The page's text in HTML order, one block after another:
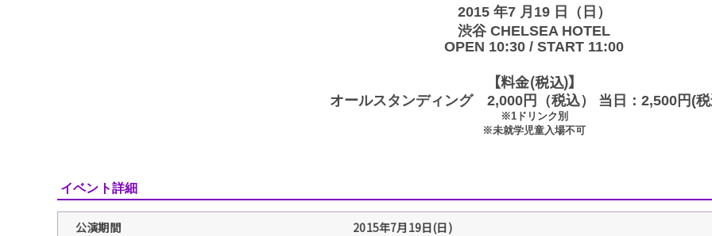
2015 年7 月19 日（日）
渋谷 CHELSEA HOTEL
OPEN 10:30 / START 11:00
【料金(税込)】
オールスタンディング 2,000円（税込） 当日：2,500円(税
※1ドリンク別
※未就学児童入場不可
イベント詳細
公演期間
2015年7月19日(日)